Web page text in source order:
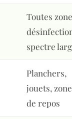
Toutes
spectre
Planchers,
jouets,
de repos